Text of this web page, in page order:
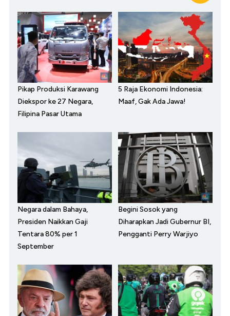
Pikap Produksi Karawang
Diekspor ke 27 Negara,
Filipina Pasar Utama
5 Raja Ekonomi Indonesia:
Maaf, Gak Ada Jawa!
Negara dalam Bahaya,
Presiden Naikkan Gaji
Tentara 80% per 1
September
Begini Sosok yang
Diharapkan Jadi Gubernur BI,
Pengganti Perry Warjiyo